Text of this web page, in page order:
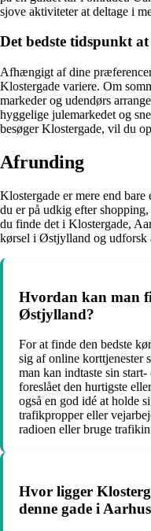
sjove aktiviteter at deltage i
Det bedste tidspunkt
Afhængigt af dine
Klostergade variere. Om
markeder og udendørs
hyggelige julemarkedet og
besøger Klostergade, vil du
Afrunding
Klostergade er mere end bare
du er på udkig efter
du finde det i Klostergade,
kørsel i Østjylland og udforsk
Hvordan kan man
Østjylland?
For at finde den bedste
sig af online korttjenester
man kan indtaste sin
foreslået den hurtigste
også en god idé at holde
trafikpropper eller
radioen eller bruge
Hvor ligger
denne gade i